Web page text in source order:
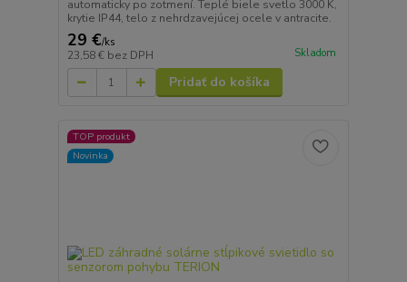
automaticky po zotmení. Teplé biele svetlo 3000 K,
krytie IP44, telo z nehrdzavejúcej ocele v antracite.
29 €/ks
23,58 € bez DPH Skladom
Pridať do košíka
TOP produkt
Novinka